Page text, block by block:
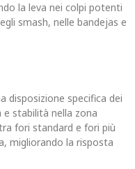
la leva nei colpi potenti
smash, nelle bandejas e
disposizione specifica dei
stabilità nella zona
fori standard e fori più
migliorando la risposta